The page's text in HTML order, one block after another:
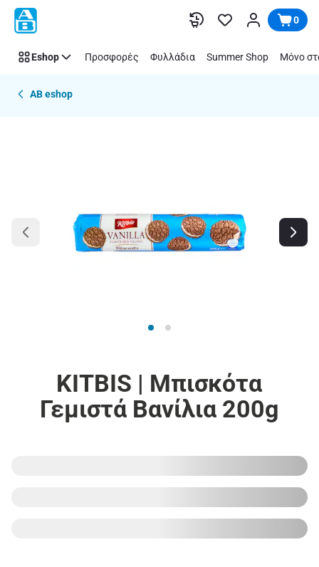
Παράλειψη 0
Eshop Προσφορές Φυλλάδια Summer Shop Μόνο
AB eshop
KITBIS | Μπισκότα
Γεμιστά Βανίλια 200g